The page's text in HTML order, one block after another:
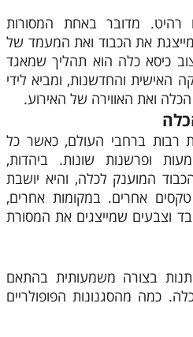
מדובר באחת המסורות
את הכבוד ואת המעמד של
כיסא כלה הוא תהליך שמאגד
האישית והחדשנות, ומביא לידי
הכלה ואת האווירה של האירוע.
רבות ברחבי העולם, כאשר כל
ופרשנות שונות. ביהדות,
המוענק לכלה, והיא יושבת
אחרים. במקומות אחרים,
וצבעים שמייצגים את המסורת
בצורה משמעותית בהתאם
כמה מהסגנונות הפופולריים